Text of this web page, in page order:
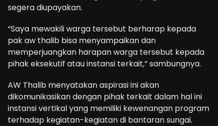
segera diupayakan.
“Saya mewakili warga tersebut berharap kepada
pak aw thalib bisa menyampaikan dan
memperjuangkan harapan warga tersebut kepada
pihak eksekutif atau instansi terkait,” sambungnya.
AW Thalib menyatakan aspirasi ini akan
dikomunikasikan dengan pihak terkait dalam hal ini
instansi vertikal yang memiliki kewenangan program
terhadap kegiatan-kegiatan di bantaran sungai.